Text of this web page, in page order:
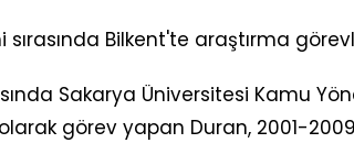
Bilkent'te araştırma
Sakarya Üniversitesi Kamu
görev yapan Duran, 2001-2009